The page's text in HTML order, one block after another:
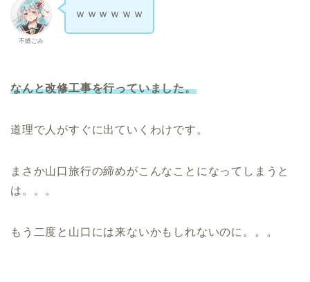
不燃ごみ
ｗｗｗｗｗｗ
なんと改修工事を行っていました。
道理で人がすぐに出ていくわけです。
まさか山口旅行の締めがこんなことになってしまうと
は。。。
もう二度と山口には来ないかもしれないのに。。。